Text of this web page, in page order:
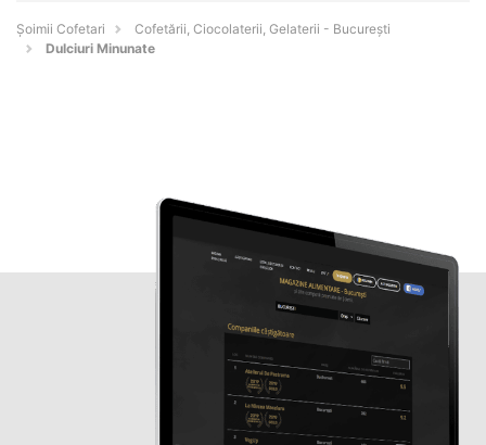
Șoimii Cofetari
Cofetării, Ciocolaterii, Gelaterii - Bucureşti
Dulciuri Minunate